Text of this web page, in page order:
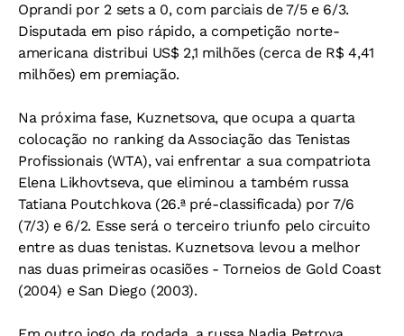
Oprandi por 2 sets a 0, com parciais de 7/5 e 6/3.
Disputada em piso rápido, a competição norte-
americana distribui US$ 2,1 milhões (cerca de R$ 4,41
milhões) em premiação.
Na próxima fase, Kuznetsova, que ocupa a quarta
colocação no ranking da Associação das Tenistas
Profissionais (WTA), vai enfrentar a sua compatriota
Elena Likhovtseva, que eliminou a também russa
Tatiana Poutchkova (26.ª pré-classificada) por 7/6
(7/3) e 6/2. Esse será o terceiro triunfo pelo circuito
entre as duas tenistas. Kuznetsova levou a melhor
nas duas primeiras ocasiões - Torneios de Gold Coast
(2004) e San Diego (2003).